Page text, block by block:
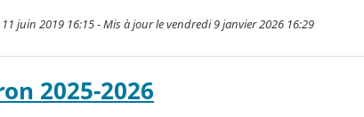
11 juin 2019 16:15 - Mis à jour le vendredi 9 janvier 2026 16:29
2025-2026